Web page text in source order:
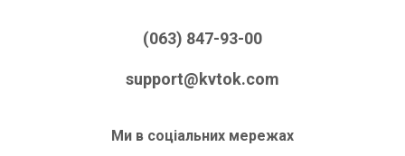
(063) 847-93-00
support@kvtok.com
Ми в соціальних мережах